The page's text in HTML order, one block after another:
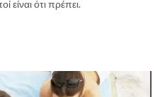
είναι ότι πρέπει.